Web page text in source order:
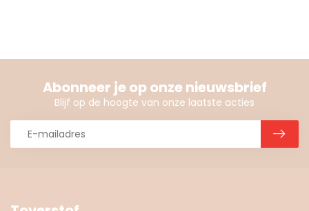
Abonneer je op onze nieuwsbrief
Blijf op de hoogte van onze laatste acties